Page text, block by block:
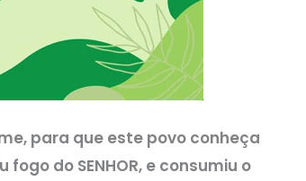
para que este povo conheça
fogo do SENHOR, e consumiu o